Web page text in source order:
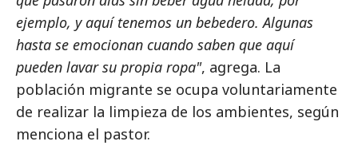
ejemplo, y aquí tenemos un bebedero. Algunas
hasta se emocionan cuando saben que aquí
pueden lavar su propia ropa", agrega. La
población migrante se ocupa voluntariamente
de realizar la limpieza de los ambientes, según
menciona el pastor.